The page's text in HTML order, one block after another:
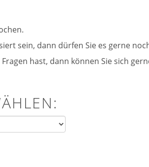
sein, dann dürfen Sie es gerne
hast, dann können Sie sich